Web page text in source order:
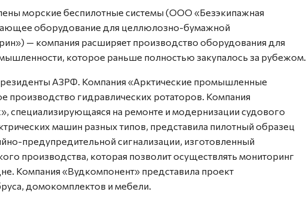
морские беспилотные системы (ООО «Безэкипажная
оборудование для целлюлозно-бумажной
— компания расширяет производство оборудования для
которое раньше полностью закупалось за рубежом.
резиденты АЗРФ. Компания «Арктические промышленные
производство гидравлических ротаторов. Компания
специализирующаяся на ремонте и модернизации судового
машин разных типов, представила пилотный образец
предупредительной сигнализации, изготовленный
производства, которая позволит осуществлять мониторинг
Компания «Вудкомпонент» представила проект
домокомплектов и мебели.